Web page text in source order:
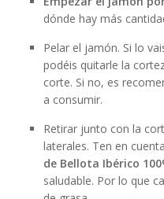
dónde hay más
Pelar el jamón. Si lo
podéis quitarle la
corte. Si no, es
a consumir.
Retirar junto con la
laterales. Ten en
de Bellota Ibérico
saludable. Por lo que